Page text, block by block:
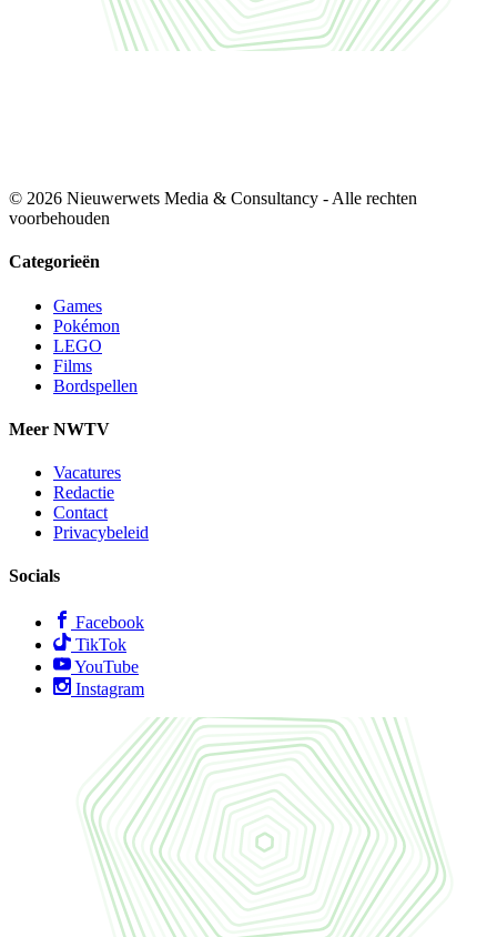
© 2026 Nieuwerwets Media & Consultancy - Alle rechten
voorbehouden
Categorieën
Games
Pokémon
LEGO
Films
Bordspellen
Meer NWTV
Vacatures
Redactie
Contact
Privacybeleid
Socials
Facebook
TikTok
YouTube
Instagram